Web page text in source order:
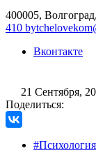
400005,
410
Вконтакте
21 Сентября,
Поделиться:
#Психология